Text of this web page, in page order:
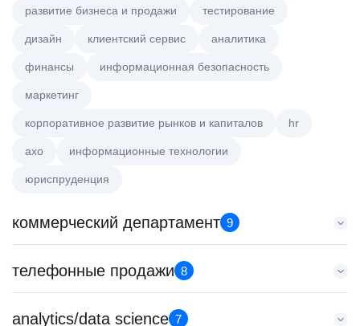
развитие бизнеса и продажи тестирование
дизайн клиентский сервис аналитика
финансы информационная безопасность
маркетинг
корпоративное развитие рынков и капиталов hr
axo информационные технологии
юриспруденция
коммерческий департамент 9
Key Account Manager (EdTech)
HeadHunter::Коммерческий департамент
150000 ₽
телефонные продажи 8
Менеджер по продажам в сегменте малого и среднего
analytics/data science 7